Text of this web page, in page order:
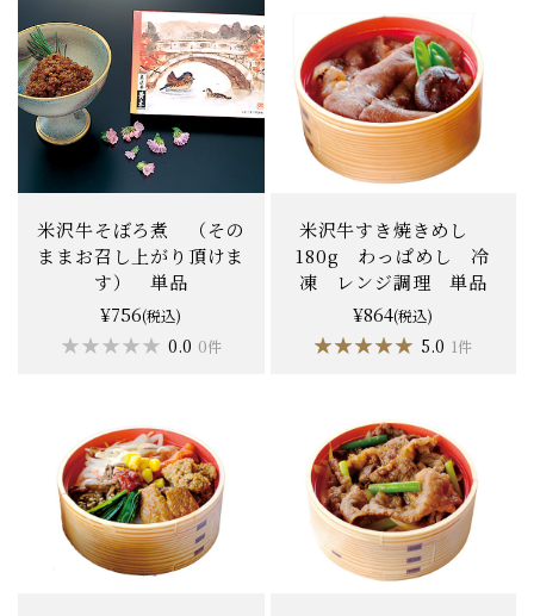
米沢牛そぼろ煮 （その
ままお召し上がり頂けま
す） 単品
¥756(税込)
★★★★★
★★★★★ 0.0 0件
米沢牛すき焼きめし
180g わっぱめし 冷
凍 レンジ調理 単品
¥864(税込)
★★★★★
★★★★★ 5.0 1件